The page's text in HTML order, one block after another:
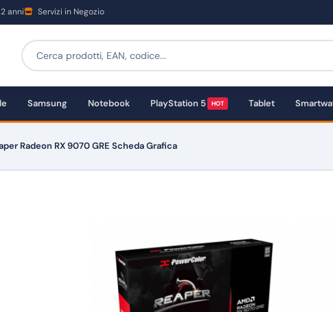
anni Servizi in Negozio
Samsung Notebook PlayStation 5 HOT Tablet
Radeon RX 9070 GRE Scheda Grafica